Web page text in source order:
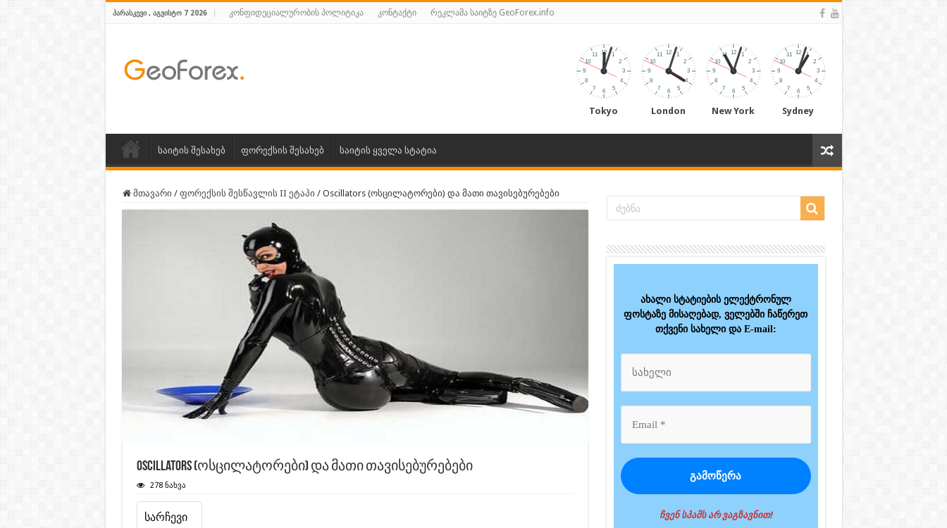
ᲞᲐᲠᲐᲡᲙᲔᲕᲘ , ᲐᲒᲕᲘᲡᲢᲝ 7 2026 კონფიდეციალურობის პოლიტიკა კონტაქტი რეკლამა საიტზე GeoForex.info
Tokyo London New York Sydney
საიტის შესახებ ფორექსის შესახებ საიტის ყველა სტატია
მთავარი / ფორექსის შესწავლის II ეტაპი / Oscillators (ოსცილატორები) და მათი თავისებურებები
Oscillators (ოსცილატორები) და მათი თავისებურებები
278 ნახვა
სარჩევი
ახალი სტატიების ელექტრონულ
ფოსტაზე მისაღებად, ველებში ჩაწერეთ
თქვენი სახელი და E-mail:
ჩვენ სპამს არ ვაგზავნით!